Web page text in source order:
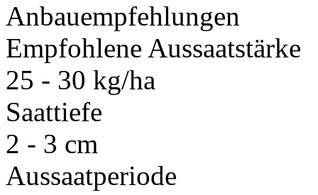
Anbauempfehlungen
Empfohlene Aussaatstärke
25 - 30 kg/ha
Saattiefe
2 - 3 cm
Aussaatperiode